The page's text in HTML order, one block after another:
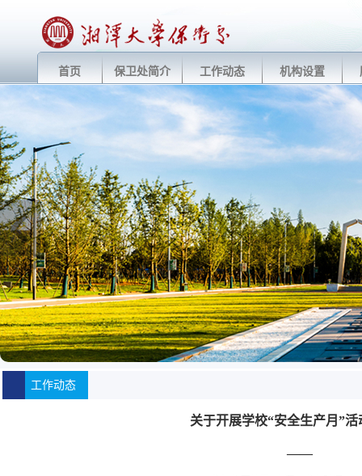
首页 保卫处简介 工作动态 机构设置
工作动态
关于开展学校“安全生产月”
——